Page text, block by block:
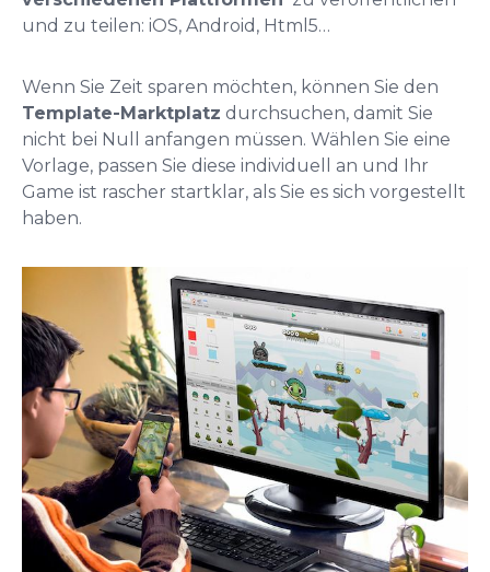
und zu teilen: iOS, Android, Html5…
Wenn Sie Zeit sparen möchten, können Sie den
Template-Marktplatz durchsuchen, damit Sie
nicht bei Null anfangen müssen. Wählen Sie eine
Vorlage, passen Sie diese individuell an und Ihr
Game ist rascher startklar, als Sie es sich vorgestellt
haben.